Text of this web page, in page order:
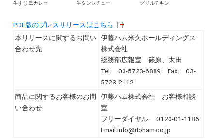
牛すじ 黒カレー 牛タンシチュー グリルチキン
PDF版のプレスリリースはこちら
本リリースに関するお問い
合わせ先
伊藤ハム米久ホールディングス
株式会社
総務部広報室 篠原、太田
Tel: 03-5723-6889 Fax: 03-
5723-2112
商品に関するお客様のお問
い合わせ
伊藤ハム株式会社 お客様相談
室
フリーダイヤル: 0120-01-1186
Email:info@itoham.co.jp